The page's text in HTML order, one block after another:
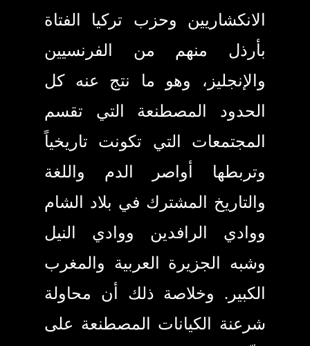
الانكشاريين وحزب تركيا الفتاة
بأرذل منهم من الفرنسيين
والإنجليز، وهو ما نتج عنه كل
الحدود المصطنعة التي تقسم
المجتمعات التي تكونت تاريخياً
وتربطها أواصر الدم واللغة
والتاريخ المشترك في بلاد الشام
ووادي الرافدين ووادي النيل
وشبه الجزيرة العربية والمغرب
الكبير. وخلاصة ذلك أن محاولة
شرعنة الكيانات المصطنعة على